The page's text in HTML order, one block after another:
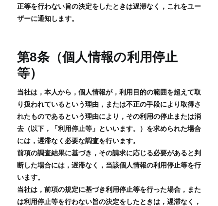
正等を行わない旨の決定をしたときは遅滞なく，これをユー
ザーに通知します。
第8条（個人情報の利用停止
等）
当社は，本人から，個人情報が，利用目的の範囲を超えて取
り扱われているという理由，または不正の手段により取得さ
れたものであるという理由により，その利用の停止または消
去（以下，「利用停止等」といいます。）を求められた場合
には，遅滞なく必要な調査を行います。
前項の調査結果に基づき，その請求に応じる必要があると判
断した場合には，遅滞なく，当該個人情報の利用停止等を行
います。
当社は，前項の規定に基づき利用停止等を行った場合，また
は利用停止等を行わない旨の決定をしたときは，遅滞なく，